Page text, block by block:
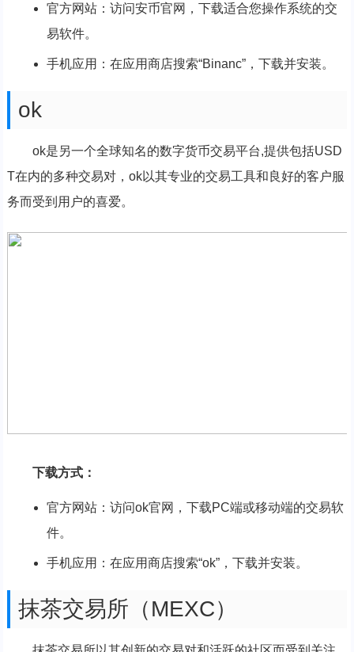
官方网站：访问安币官网，下载适合您操作系统的交
易软件。
手机应用：在应用商店搜索“Binanc”，下载并安装。
ok
ok是另一个全球知名的数字货币交易平台,提供包括USD
T在内的多种交易对，ok以其专业的交易工具和良好的客户服
务而受到用户的喜爱。
下载方式：
官方网站：访问ok官网，下载PC端或移动端的交易软
件。
手机应用：在应用商店搜索“ok”，下载并安装。
抹茶交易所（MEXC）